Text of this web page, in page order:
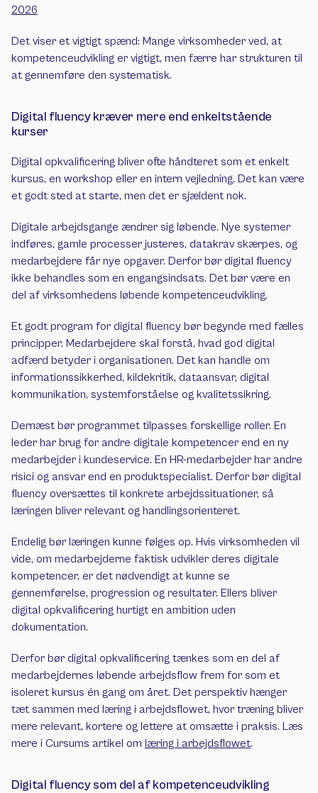
2026
Det viser et vigtigt spænd: Mange virksomheder ved, at
kompetenceudvikling er vigtigt, men færre har strukturen til
at gennemføre den systematisk.
Digital fluency kræver mere end enkeltstående
kurser
Digital opkvalificering bliver ofte håndteret som et enkelt
kursus, en workshop eller en intern vejledning. Det kan være
et godt sted at starte, men det er sjældent nok.
Digitale arbejdsgange ændrer sig løbende. Nye systemer
indføres, gamle processer justeres, datakrav skærpes, og
medarbejdere får nye opgaver. Derfor bør digital fluency
ikke behandles som en engangsindsats. Det bør være en
del af virksomhedens løbende kompetenceudvikling.
Et godt program for digital fluency bør begynde med fælles
principper. Medarbejdere skal forstå, hvad god digital
adfærd betyder i organisationen. Det kan handle om
informationssikkerhed, kildekritik, dataansvar, digital
kommunikation, systemforståelse og kvalitetssikring.
Dernæst bør programmet tilpasses forskellige roller. En
leder har brug for andre digitale kompetencer end en ny
medarbejder i kundeservice. En HR-medarbejder har andre
risici og ansvar end en produktspecialist. Derfor bør digital
fluency oversættes til konkrete arbejdssituationer, så
læringen bliver relevant og handlingsorienteret.
Endelig bør læringen kunne følges op. Hvis virksomheden vil
vide, om medarbejderne faktisk udvikler deres digitale
kompetencer, er det nødvendigt at kunne se
gennemførelse, progression og resultater. Ellers bliver
digital opkvalificering hurtigt en ambition uden
dokumentation.
Derfor bør digital opkvalificering tænkes som en del af
medarbejdernes løbende arbejdsflow frem for som et
isoleret kursus én gang om året. Det perspektiv hænger
tæt sammen med læring i arbejdsflowet, hvor træning bliver
mere relevant, kortere og lettere at omsætte i praksis. Læs
mere i Cursums artikel om læring i arbejdsflowet.
Digital fluency som del af kompetenceudvikling